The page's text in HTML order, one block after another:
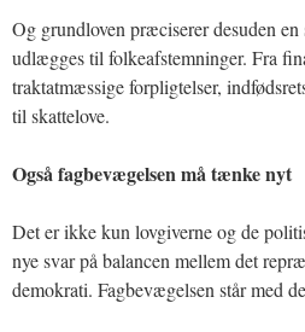
Og grundloven præciserer desuden
udlægges til folkeafstemninger. Fra
traktatmæssige forpligtelser,
til skattelove.
Også fagbevægelsen må tænke nyt
Det er ikke kun lovgiverne og de
nye svar på balancen mellem det
demokrati. Fagbevægelsen står med